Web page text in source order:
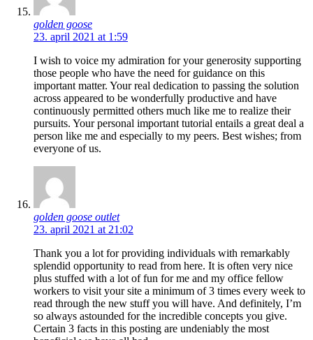
golden goose
23. april 2021 at 1:59
I wish to voice my admiration for your generosity supporting
those people who have the need for guidance on this
important matter. Your real dedication to passing the solution
across appeared to be wonderfully productive and have
continuously permitted others much like me to realize their
pursuits. Your personal important tutorial entails a great deal a
person like me and especially to my peers. Best wishes; from
everyone of us.
golden goose outlet
23. april 2021 at 21:02
Thank you a lot for providing individuals with remarkably
splendid opportunity to read from here. It is often very nice
plus stuffed with a lot of fun for me and my office fellow
workers to visit your site a minimum of 3 times every week to
read through the new stuff you will have. And definitely, I’m
so always astounded for the incredible concepts you give.
Certain 3 facts in this posting are undeniably the most